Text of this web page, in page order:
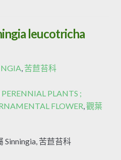
leucotricha
, 苦苣苔科
PLANTS ;
FLOWER,觀葉
Sinningia, 苦苣苔科